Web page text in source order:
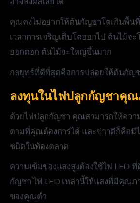
คุณคงไม่อยากให้ต้นกัญชาโตเกินพื้น
เวลาการเจริญเติบโตออกไป ต้นไม้จ
ออกดอก ต้นไม้จะใหญ่ขึ้นมาก
กลยุทธ์ที่ดีที่สุดคือการปล่อยให้ต้นกัญ
ลงทุนในไฟปลูกกัญชาคุณ
ด้วยไฟปลูกกัญชา คุณสามารถให้ควา
ตามที่คุณต้องการได้ และข่าวดีก็คือมี
ชนิดในท้องตลาด
ความเข้มของแสงสูงต้องใช้ไฟ LED
กัญชา ไฟ LED เหล่านี้ให้แสงที่มีคุณภ
ของคุณต่ำ